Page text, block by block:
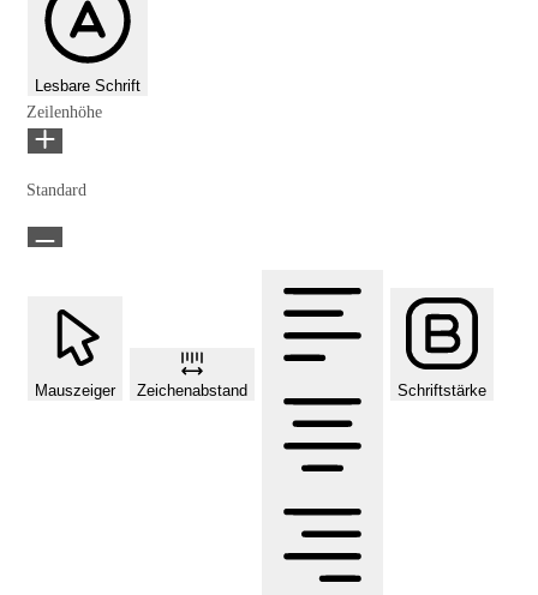
Lesbare Schrift
Zeilenhöhe
Standard
Mauszeiger Zeichenabstand Schriftstärke